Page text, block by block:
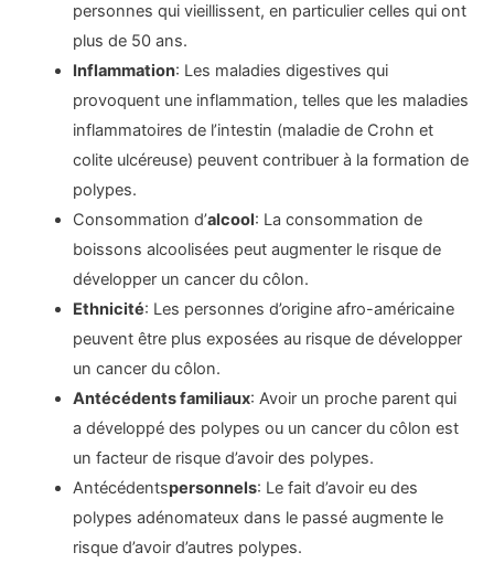
personnes qui vieillissent, en particulier celles qui ont
plus de 50 ans.
Inflammation: Les maladies digestives qui
provoquent une inflammation, telles que les maladies
inflammatoires de l’intestin (maladie de Crohn et
colite ulcéreuse) peuvent contribuer à la formation de
polypes.
Consommation d’alcool: La consommation de
boissons alcoolisées peut augmenter le risque de
développer un cancer du côlon.
Ethnicité: Les personnes d’origine afro-américaine
peuvent être plus exposées au risque de développer
un cancer du côlon.
Antécédents familiaux: Avoir un proche parent qui
a développé des polypes ou un cancer du côlon est
un facteur de risque d’avoir des polypes.
Antécédentspersonnels: Le fait d’avoir eu des
polypes adénomateux dans le passé augmente le
risque d’avoir d’autres polypes.